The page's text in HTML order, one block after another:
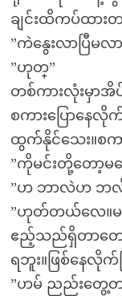
ချင်းထိကပ်ထား
”ကဲနွေးလာပြီမလာ
”ဟုတ္”
တစ်ကားလုံးမှာအိ
စကားပြောနေ
ထွက်နိုင်သေး။စကာ
”ကိုမင်းတို့တော့မပ
”ဟ ဘာလဲဟ ဘလိုင်
”ဟုတ်တယ်လေ။မ
ဧည့်သည်ရှိတာတေ
ရဘူး။ဖြစ်နေလို
”ဟမ် ညည်းတွေ့တ